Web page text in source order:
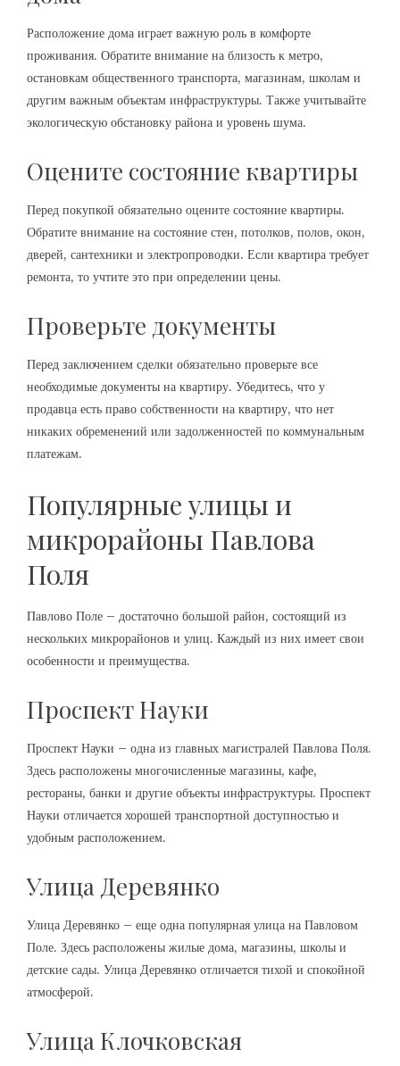
Расположение дома играет важную роль в комфорте
проживания. Обратите внимание на близость к метро,
остановкам общественного транспорта, магазинам, школам и
другим важным объектам инфраструктуры. Также учитывайте
экологическую обстановку района и уровень шума.
Оцените состояние квартиры
Перед покупкой обязательно оцените состояние квартиры.
Обратите внимание на состояние стен, потолков, полов, окон,
дверей, сантехники и электропроводки. Если квартира требует
ремонта, то учтите это при определении цены.
Проверьте документы
Перед заключением сделки обязательно проверьте все
необходимые документы на квартиру. Убедитесь, что у
продавца есть право собственности на квартиру, что нет
никаких обременений или задолженностей по коммунальным
платежам.
Популярные улицы и
микрорайоны Павлова
Поля
Павлово Поле – достаточно большой район, состоящий из
нескольких микрорайонов и улиц. Каждый из них имеет свои
особенности и преимущества.
Проспект Науки
Проспект Науки – одна из главных магистралей Павлова Поля.
Здесь расположены многочисленные магазины, кафе,
рестораны, банки и другие объекты инфраструктуры. Проспект
Науки отличается хорошей транспортной доступностью и
удобным расположением.
Улица Деревянко
Улица Деревянко – еще одна популярная улица на Павловом
Поле. Здесь расположены жилые дома, магазины, школы и
детские сады. Улица Деревянко отличается тихой и спокойной
атмосферой.
Улица Клочковская